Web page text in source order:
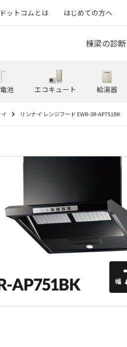
ットコムとは はじめての方へ
棟梁の診断
池 エコキュート 給湯器
リンナイ レンジフード EWR-3R-AP751BK